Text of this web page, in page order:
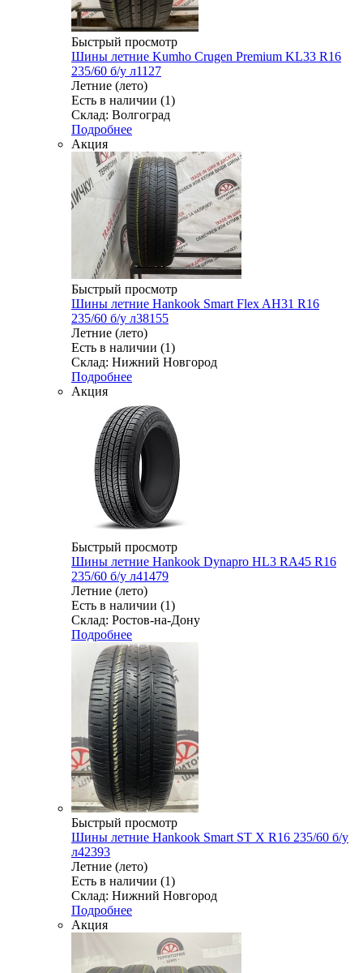
Быстрый просмотр
Шины летние Kumho Crugen Premium KL33 R16
235/60 б/у л1127
Летние (лето)
Есть в наличии (1)
Склад: Волгоград
Подробнее
Акция
Быстрый просмотр
Шины летние Hankook Smart Flex AH31 R16
235/60 б/у л38155
Летние (лето)
Есть в наличии (1)
Склад: Нижний Новгород
Подробнее
Акция
Быстрый просмотр
Шины летние Hankook Dynapro HL3 RA45 R16
235/60 б/у л41479
Летние (лето)
Есть в наличии (1)
Склад: Ростов-на-Дону
Подробнее
Быстрый просмотр
Шины летние Hankook Smart ST X R16 235/60 б/у
л42393
Летние (лето)
Есть в наличии (1)
Склад: Нижний Новгород
Подробнее
Акция